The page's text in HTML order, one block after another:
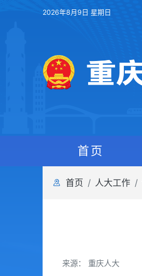
2026年8月9日 星期日
首页
首页 人大工作
来源： 重庆人大